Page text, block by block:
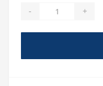
- +